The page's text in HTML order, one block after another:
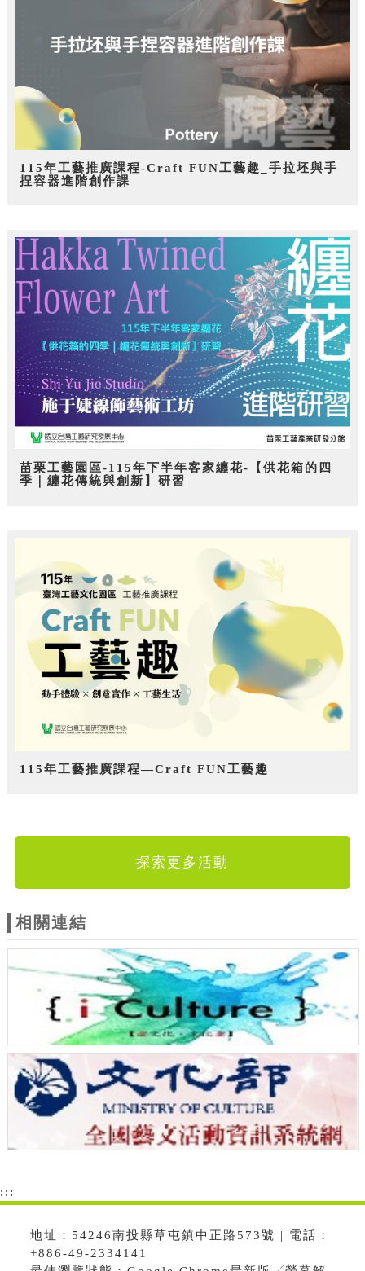
115年工藝推廣課程-Craft FUN工藝趣_手拉坯與手
捏容器進階創作課
苗栗工藝園區-115年下半年客家纏花-【供花箱的四
季｜纏花傳統與創新】研習
115年工藝推廣課程—Craft FUN工藝趣
探索更多活動
相關連結
:::
地址：54246南投縣草屯鎮中正路573號 | 電話：
+886-49-2334141